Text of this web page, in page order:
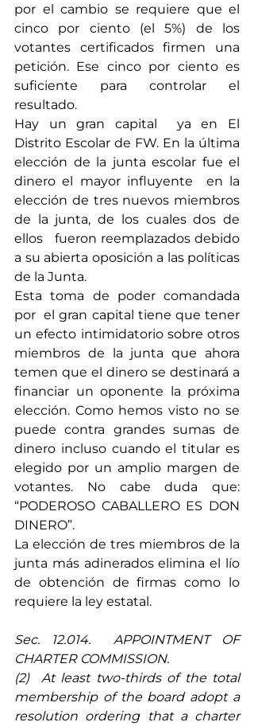
por el cambio se requiere que el
cinco por ciento (el 5%) de los
votantes certificados firmen una
petición. Ese cinco por ciento es
suficiente para controlar el
resultado.
Hay un gran capital  ya en El
Distrito Escolar de FW. En la última
elección de la junta escolar fue el
dinero el mayor influyente  en la
elección de tres nuevos miembros
de la junta, de los cuales dos de
ellos   fueron reemplazados debido
a su abierta oposición a las políticas
de la Junta.
Esta toma de poder comandada
por  el gran capital tiene que tener
un efecto intimidatorio sobre otros
miembros de la junta que ahora
temen que el dinero se destinará a
financiar un oponente la próxima
elección. Como hemos visto no se
puede contra grandes sumas de
dinero incluso cuando el titular es
elegido por un amplio margen de
votantes. No cabe duda que:
“PODEROSO CABALLERO ES DON
DINERO”.
La elección de tres miembros de la
junta más adinerados elimina el lío
de obtención de firmas como lo
requiere la ley estatal.
Sec. 12.014.  APPOINTMENT OF
CHARTER COMMISSION.
(2)  At least two-thirds of the total
membership of the board adopt a
resolution ordering that a charter